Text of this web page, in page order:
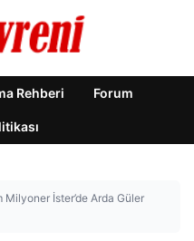
Rehberi Forum
Milyoner İster’de Arda Güler